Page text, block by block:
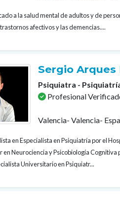
a la salud mental de adultos y de
afectivos y las demencias....
Sergio Arques
Psiquiatra -
Profesional
Valencia- Valencia-
en Especialista en Psiquiatría por el
en Neurociencia y Psicobiología
Universitario en Psiquiatr...